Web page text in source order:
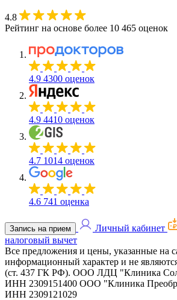
4.8
Рейтинг на основе более 10 465 оценок
4.9 4300 оценок
4.9 4410 оценок
4.7 1014 оценок
4.6 741 оценка
Запись на прием Личный кабинет
налоговый вычет
Все предложения и цены, указанные на
информационный характер и не
(ст. 437 ГК РФ). ООО ЛДЦ "Клиника
ИНН 2309151400 ООО "Клиника
ИНН 2309121029